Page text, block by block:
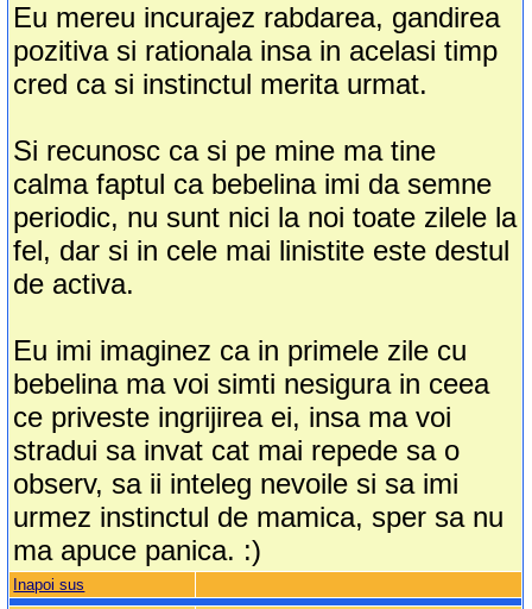
Eu mereu incurajez rabdarea, gandirea
pozitiva si rationala insa in acelasi timp
cred ca si instinctul merita urmat.
Si recunosc ca si pe mine ma tine
calma faptul ca bebelina imi da semne
periodic, nu sunt nici la noi toate zilele la
fel, dar si in cele mai linistite este destul
de activa.
Eu imi imaginez ca in primele zile cu
bebelina ma voi simti nesigura in ceea
ce priveste ingrijirea ei, insa ma voi
stradui sa invat cat mai repede sa o
observ, sa ii inteleg nevoile si sa imi
urmez instinctul de mamica, sper sa nu
ma apuce panica. :)
Inapoi sus